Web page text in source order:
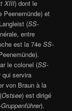
XIII) dont le
Peenemünde) et
(SS-
entre
est la 74eSS-
le colonel (SS-
qui servira
von Braun à la
Ostsee) est dirigé
).